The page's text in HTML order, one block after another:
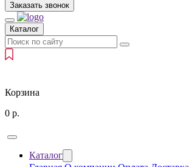
Заказать звонок
Каталог
Корзина
0 р.
Каталог